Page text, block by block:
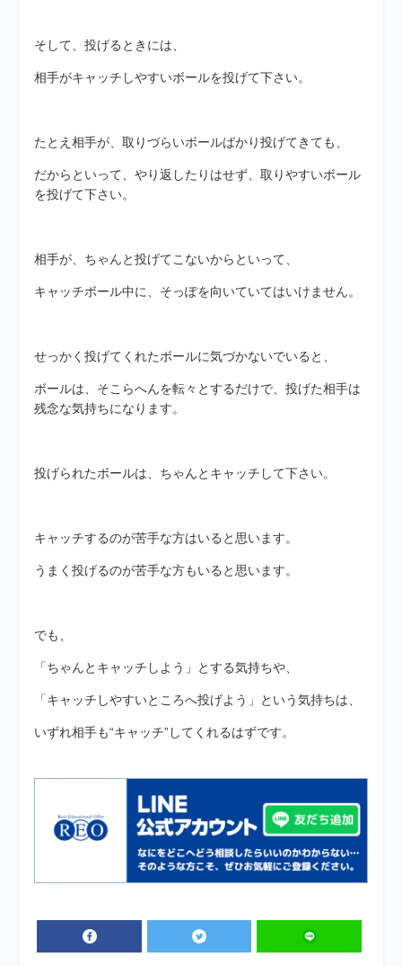
そして、投げるときには、
相手がキャッチしやすいボールを投げて下さい。
たとえ相手が、取りづらいボールばかり投げてきても、
だからといって、やり返したりはせず、取りやすいボール
を投げて下さい。
相手が、ちゃんと投げてこないからといって、
キャッチボール中に、そっぽを向いていてはいけません。
せっかく投げてくれたボールに気づかないでいると、
ボールは、そこらへんを転々とするだけで、投げた相手は
残念な気持ちになります。
投げられたボールは、ちゃんとキャッチして下さい。
キャッチするのが苦手な方はいると思います。
うまく投げるのが苦手な方もいると思います。
でも、
「ちゃんとキャッチしよう」とする気持ちや、
「キャッチしやすいところへ投げよう」という気持ちは、
いずれ相手も“キャッチ”してくれるはずです。